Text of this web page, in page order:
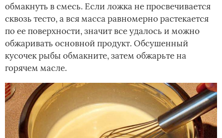
обмакнуть в смесь. Если ложка не просвечивается
сквозь тесто, а вся масса равномерно растекается
по ее поверхности, значит все удалось и можно
обжаривать основной продукт. Обсушенный
кусочек рыбы обмакните, затем обжарьте на
горячем масле.